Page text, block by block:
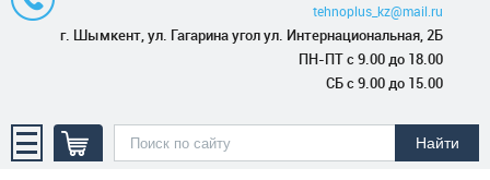
tehnoplus_kz@mail.ru
г. Шымкент, ул. Гагарина угол ул. Интернациональная, 2Б
ПН-ПТ с 9.00 до 18.00
СБ с 9.00 до 15.00